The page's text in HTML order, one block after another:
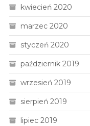
kwiecień 2020
marzec 2020
styczeń 2020
październik 2019
wrzesień 2019
sierpień 2019
lipiec 2019